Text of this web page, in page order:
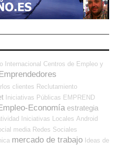
Internacional Centros de Empleo y
clientes Reclutamiento
Iniciativas Públicas EMPREND
Economía estrategia
Iniciativas Locales Android
media Redes Sociales
mercado de trabajo Ideas de